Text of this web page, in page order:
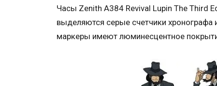
Часы Zenith A384 Revival Lupin The Third
выделяются серые счетчики хронографа
маркеры имеют люминесцентное